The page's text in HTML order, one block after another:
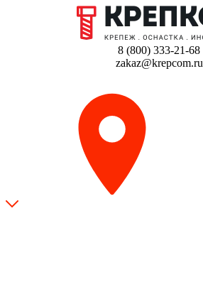
8 (800) 333-21-68
zakaz@krepcom.ru